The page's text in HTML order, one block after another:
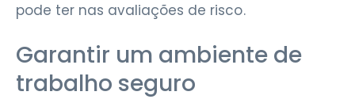
pode ter nas avaliações de risco.
Garantir um ambiente de
trabalho seguro